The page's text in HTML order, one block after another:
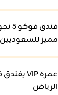
مميز
الرياض